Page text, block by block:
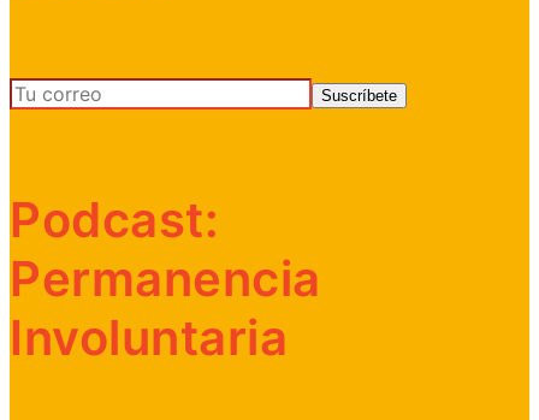
Podcast:
Permanencia
Involuntaria